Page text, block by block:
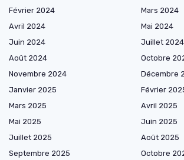
Février 2024
Mars 2024
Avril 2024
Mai 2024
Juin 2024
Juillet 2024
Août 2024
Octobre
Novembre 2024
Décembre
Janvier 2025
Février
Mars 2025
Avril 2025
Mai 2025
Juin 2025
Juillet 2025
Août 2025
Septembre 2025
Octobre